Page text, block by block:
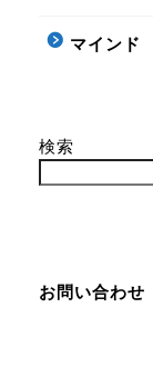
マインド
検索
お問い合わせ